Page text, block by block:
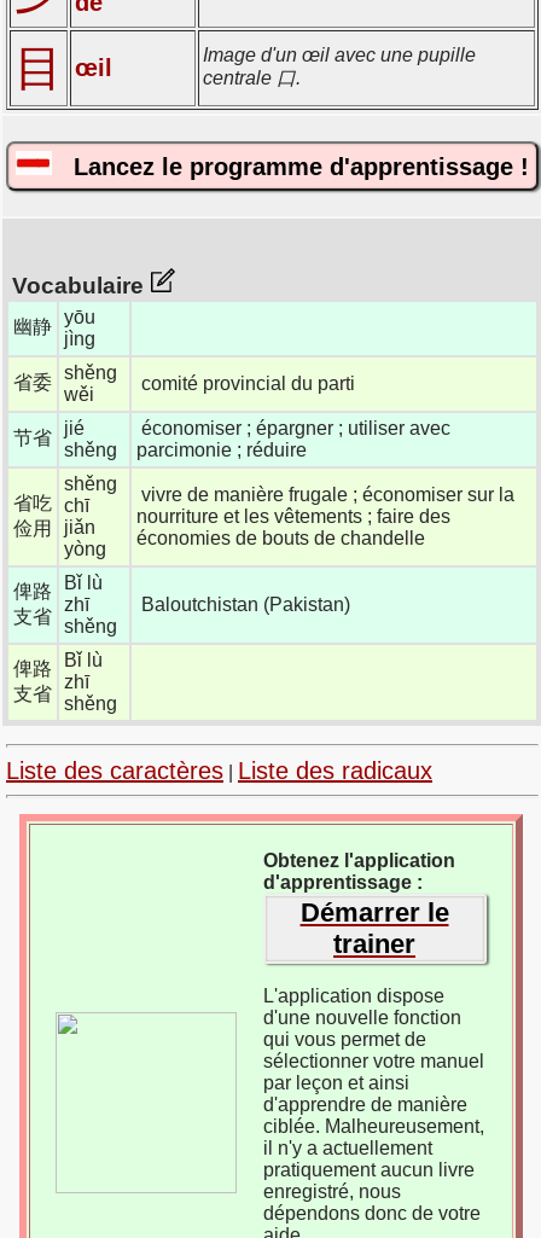
目 œil
Image d'un œil avec une pupille
centrale 口.
Lancez le programme d'apprentissage !
Vocabulaire
幽静 yōu
jìng
省委 shěng
wěi
comité provincial du parti
节省
jié
shěng
économiser ; épargner ; utiliser avec
parcimonie ; réduire
省吃
俭用
shěng
chī
jiǎn
yòng
vivre de manière frugale ; économiser sur la
nourriture et les vêtements ; faire des
économies de bouts de chandelle
俾路
支省
Bǐ lù
zhī
shěng
Baloutchistan (Pakistan)
俾路
支省
Bǐ lù
zhī
shěng
Liste des caractères Liste des radicaux
Obtenez l'application
d'apprentissage :
Démarrer le
trainer
L'application dispose
d'une nouvelle fonction
qui vous permet de
sélectionner votre manuel
par leçon et ainsi
d'apprendre de manière
ciblée. Malheureusement,
il n'y a actuellement
pratiquement aucun livre
enregistré, nous
dépendons donc de votre